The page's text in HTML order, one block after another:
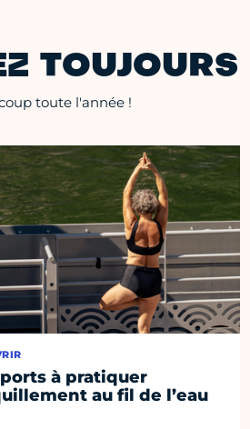
TOUJOURS
toute l'année !
à pratiquer
au fil de l’eau